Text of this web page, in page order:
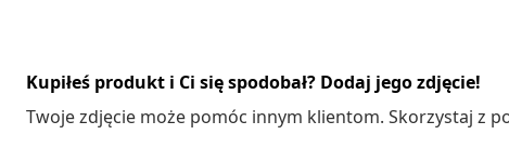
Kupiłeś produkt i Ci się spodobał? Dodaj jego zdjęcie!
Twoje zdjęcie może pomóc innym klientom. Skorzystaj z